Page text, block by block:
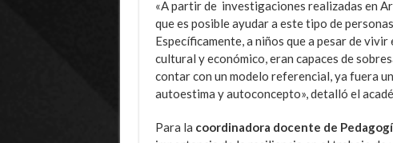
«A partir de investigaciones realizadas en
que es posible ayudar a este tipo de
Específicamente, a niños que a pesar de
cultural y económico, eran capaces de
contar con un modelo referencial, ya fuera
autoestima y autoconcepto», detalló el
Para la coordinadora docente de